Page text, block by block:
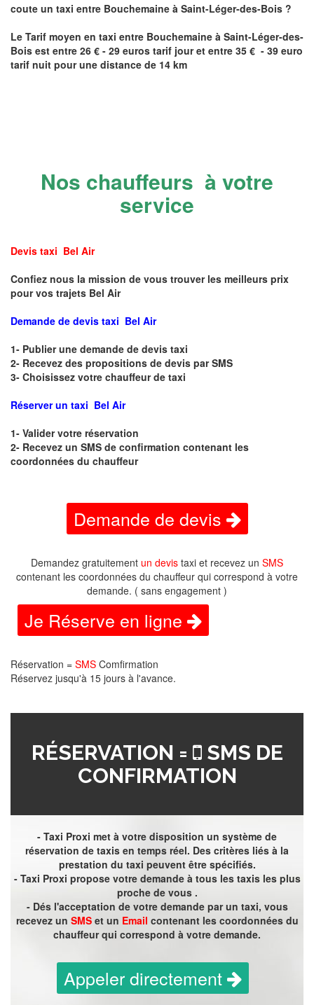
coute un taxi entre Bouchemaine à Saint-Léger-des-Bois ?
Le Tarif moyen en taxi entre Bouchemaine à Saint-Léger-des-
Bois est entre 26 € - 29 euros tarif jour et entre 35 € - 39 euro
tarif nuit pour une distance de 14 km
Nos chauffeurs à votre
service
Devis taxi Bel Air
Confiez nous la mission de vous trouver les meilleurs prix
pour vos trajets Bel Air
Demande de devis taxi Bel Air
1- Publier une demande de devis taxi
2- Recevez des propositions de devis par SMS
3- Choisissez votre chauffeur de taxi
Réserver un taxi Bel Air
1- Valider votre réservation
2- Recevez un SMS de confirmation contenant les
coordonnées du chauffeur
Demande de devis
Demandez gratuitement un devis taxi et recevez un SMS
contenant les coordonnées du chauffeur qui correspond à votre
demande. ( sans engagement )
Je Réserve en ligne
Réservation = SMS Comfirmation
Réservez jusqu'à 15 jours à l'avance.
RÉSERVATION =
SMS DE
CONFIRMATION
- Taxi Proxi met à votre disposition un système de
réservation de taxis en temps réel. Des critères liés à la
prestation du taxi peuvent être spécifiés.
- Taxi Proxi propose votre demande à tous les taxis les plus
proche de vous .
- Dés l'acceptation de votre demande par un taxi, vous
recevez un SMSet un Email contenant les coordonnées du
chauffeur qui correspond à votre demande.
Appeler directement